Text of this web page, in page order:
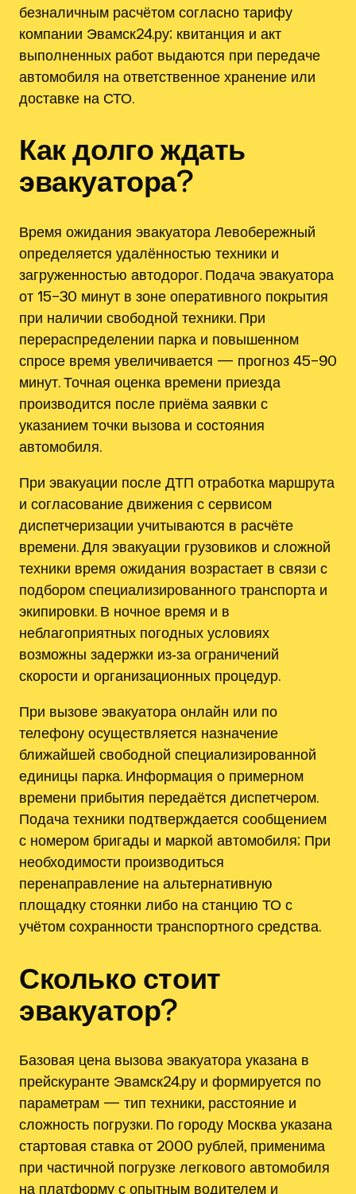
безналичным расчётом согласно тарифу
компании Эвамск24.ру; квитанция и акт
выполненных работ выдаются при передаче
автомобиля на ответственное хранение или
доставке на СТО.
Как долго ждать
эвакуатора?
Время ожидания эвакуатора Левобережный
определяется удалённостью техники и
загруженностью автодорог. Подача эвакуатора
от 15–30 минут в зоне оперативного покрытия
при наличии свободной техники. При
перераспределении парка и повышенном
спросе время увеличивается — прогноз 45–90
минут. Точная оценка времени приезда
производится после приёма заявки с
указанием точки вызова и состояния
автомобиля.
При эвакуации после ДТП отработка маршрута
и согласование движения с сервисом
диспетчеризации учитываются в расчёте
времени. Для эвакуации грузовиков и сложной
техники время ожидания возрастает в связи с
подбором специализированного транспорта и
экипировки. В ночное время и в
неблагоприятных погодных условиях
возможны задержки из‑за ограничений
скорости и организационных процедур.
При вызове эвакуатора онлайн или по
телефону осуществляется назначение
ближайшей свободной специализированной
единицы парка. Информация о примерном
времени прибытия передаётся диспетчером.
Подача техники подтверждается сообщением
с номером бригады и маркой автомобиля; При
необходимости производиться
перенаправление на альтернативную
площадку стоянки либо на станцию ТО с
учётом сохранности транспортного средства.
Сколько стоит
эвакуатор?
Базовая цена вызова эвакуатора указана в
прейскуранте Эвамск24.ру и формируется по
параметрам — тип техники, расстояние и
сложность погрузки. По городу Москва указана
стартовая ставка от 2000 рублей, применима
при частичной погрузке легкового автомобиля
на платформу с опытным водителем и